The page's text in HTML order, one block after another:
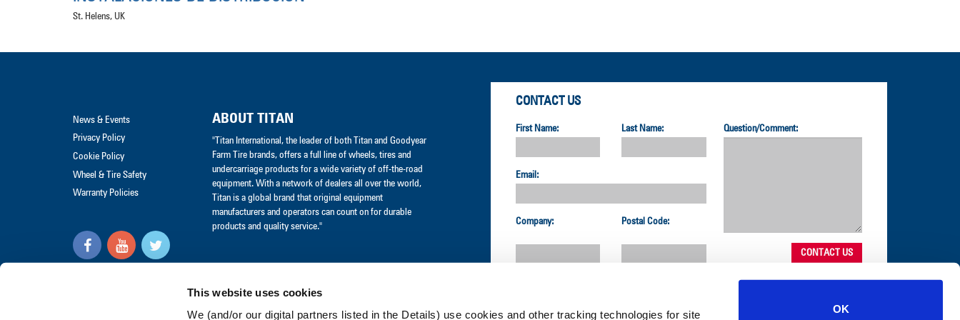
This website uses cookies
We (and/or our digital partners listed in the Details) use cookies and other tracking technologies for site
OK
St. Helens, UK
CONTACT US
First Name: Last Name:
Email:
Company: Postal Code:
Question/Comment:
ABOUT TITAN
"Titan International, the leader of both Titan and Goodyear
Farm Tire brands, offers a full line of wheels, tires and
undercarriage products for a wide variety of off-the-road
equipment. With a network of dealers all over the world,
Titan is a global brand that original equipment
manufacturers and operators can count on for durable
products and quality service."
News & Events
Privacy Policy
Cookie Policy
Wheel & Tire Safety
Warranty Policies